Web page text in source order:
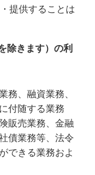
提供することは
除きます）の利
務、融資業務、
付随する業務
販売業務、金融
債業務等、法令
できる業務およ